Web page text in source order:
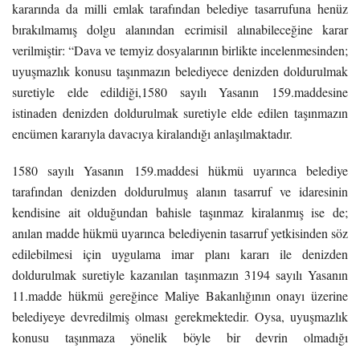
kararında da milli emlak tarafından belediye tasarrufuna henüz
bırakılmamış dolgu alanından ecrimisil alınabileceğine karar
verilmiştir: “Dava ve temyiz dosyalarının birlikte incelenmesinden;
uyuşmazlık konusu taşınmazın belediyece denizden doldurulmak
suretiyle elde edildiği,1580 sayılı Yasanın 159.maddesine
istinaden denizden doldurulmak suretiyle elde edilen taşınmazın
encümen kararıyla davacıya kiralandığı anlaşılmaktadır.
1580 sayılı Yasanın 159.maddesi hükmü uyarınca belediye
tarafından denizden doldurulmuş alanın tasarruf ve idaresinin
kendisine ait olduğundan bahisle taşınmaz kiralanmış ise de;
anılan madde hükmü uyarınca belediyenin tasarruf yetkisinden söz
edilebilmesi için uygulama imar planı kararı ile denizden
doldurulmak suretiyle kazanılan taşınmazın 3194 sayılı Yasanın
11.madde hükmü gereğince Maliye Bakanlığının onayı üzerine
belediyeye devredilmiş olması gerekmektedir. Oysa, uyuşmazlık
konusu taşınmaza yönelik böyle bir devrin olmadığı